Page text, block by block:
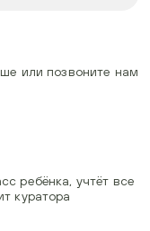
или позвоните нам
ребёнка, учтёт все
куратора